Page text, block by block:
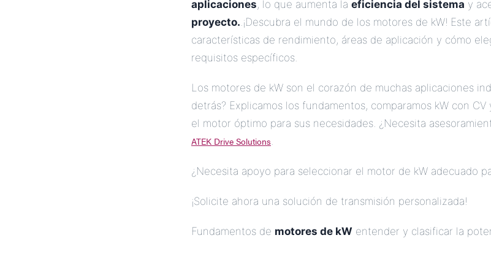
aplicaciones, lo que aumenta la eficiencia del sistema y
proyecto..¡Descubra el mundo de los motores de kW! Este
características de rendimiento, áreas de aplicación y cómo
requisitos específicos.
Los motores de kW son el corazón de muchas aplicaciones
detrás? Explicamos los fundamentos, comparamos kW con
el motor óptimo para sus necesidades. ¿Necesita
ATEK Drive Solutions.
¿Necesita apoyo para seleccionar el motor de kW adecuado
¡Solicite ahora una solución de transmisión personalizada!
Fundamentos de motores de kW entender y clasificar la